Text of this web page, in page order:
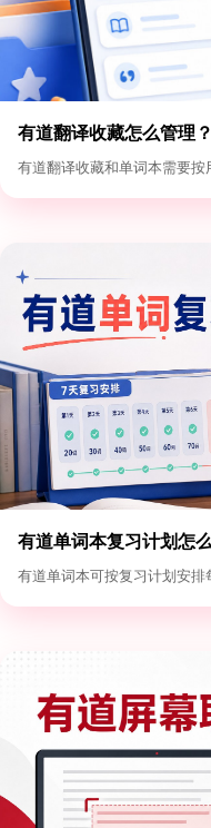
有道翻译收藏怎么管理
有道翻译收藏和单词本需要
有道单词本复习计划怎
有道单词本可按复习计划安